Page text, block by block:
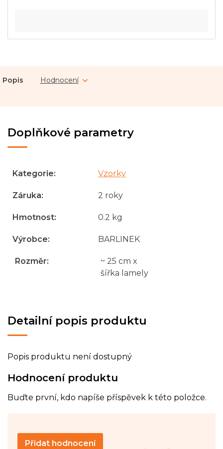
Popis Hodnocení
Detailní popis produktu
Popis produktu není dostupný
Doplňkové parametry
Kategorie: Vzorky
Záruka: 2 roky
Hmotnost: 0.2 kg
Výrobce: BARLINEK
Rozměr:
~ 25 cm x
šířka lamely
Hodnocení produktu
Buďte první, kdo napíše příspěvek k této položce.
Přidat hodnocení